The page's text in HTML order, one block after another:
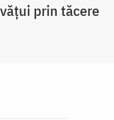
prin tăcere